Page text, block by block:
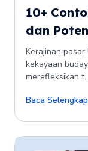
10+
dan
Kerajinan
kekayaan
merefleksikan
Baca